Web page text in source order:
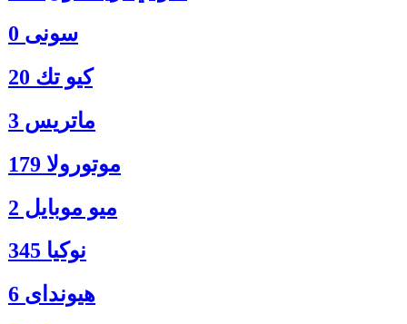
سونی 0
كيو تك 20
ماتريس 3
موتورولا 179
ميو موبايل 2
نوكيا 345
هیوندای 6